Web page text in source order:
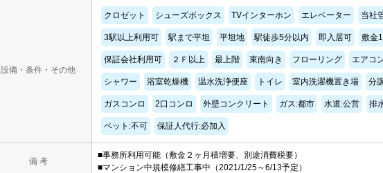
設備・条件・その他
クロゼット シューズボックス TVインターホン エレベーター 当社
3駅以上利用可 駅まで平坦 平坦地 駅徒歩5分以内 即入居可 敷金
保証会社利用可 ２Ｆ以上 最上階 東南向き フローリング エアコ
シャワー 浴室乾燥機 温水洗浄便座 トイレ 室内洗濯機置き場 分
ガスコンロ 2口コンロ 外壁コンクリート ガス:都市 水道:公営 排
ペット:不可 保証人代行:必加入
備 考
■事務所利用可能（敷金２ヶ月積増要、別途消費税要）
■マンション中規模修繕工事中（2021/1/25～6/13予定）